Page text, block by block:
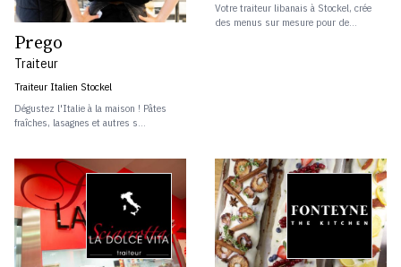
Prego
Traiteur
Traiteur Italien Stockel
Dégustez l'Italie à la maison ! Pâtes
fraîches, lasagnes et autres s...
Votre traiteur libanais à Stockel, crée
des menus sur mesure pour de...